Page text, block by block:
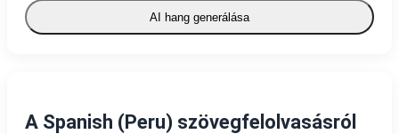
AI hang generálása
A Spanish (Peru) szövegfelolvasásról